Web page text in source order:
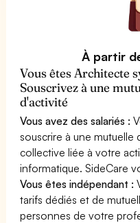
À partir
Vous êtes Architecte
Souscrivez à une
d'activité
Vous avez des salariés :
souscrire à une
collective liée à votre
informatique. SideCare
Vous êtes indépendant :
tarifs dédiés et de
personnes de votre